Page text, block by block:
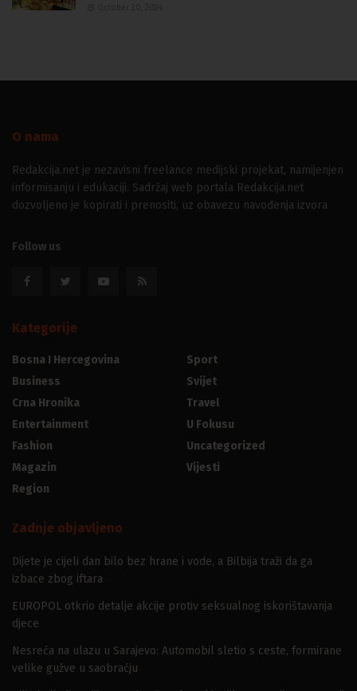
O nama
Redakcija.net je nezavisni freelance medijski projekat, namijenjen
informisanju i edukaciji. Sadržaj web portala Redakcija.net
dozvoljeno je kopirati i prenositi, uz obavezu navođenja izvora
Follow us
Kategorije
Bosna I Hercegovina
Business
Crna Hronika
Entertainment
Fashion
Magazin
Region
Sport
Svijet
Travel
U Fokusu
Uncategorized
Vijesti
Zadnje objavljeno
Dijete je cijeli dan bilo bez hrane i vode, a Bilbija traži da ga
izbace zbog iftara
EUROPOL otkrio detalje akcije protiv seksualnog iskorištavanja
djece
Nesreća na ulazu u Sarajevo: Automobil sletio s ceste, formirane
velike gužve u saobraćju